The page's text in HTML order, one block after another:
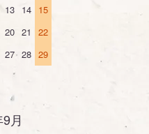
13 14 15
20 21
22
27 28 29
月